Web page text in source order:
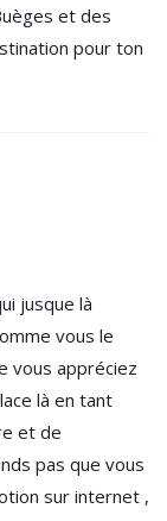
et des
pour ton
jusque là
vous le
vous appréciez
là en tant
et de
pas que vous
sur internet ,